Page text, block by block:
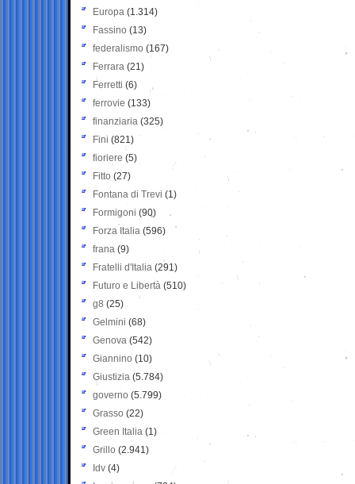
Europa (1.314)
Fassino (13)
federalismo (167)
Ferrara (21)
Ferretti (6)
ferrovie (133)
finanziaria (325)
Fini (821)
fioriere (5)
Fitto (27)
Fontana di Trevi (1)
Formigoni (90)
Forza Italia (596)
frana (9)
Fratelli d'Italia (291)
Futuro e Libertà (510)
g8 (25)
Gelmini (68)
Genova (542)
Giannino (10)
Giustizia (5.784)
governo (5.799)
Grasso (22)
Green Italia (1)
Grillo (2.941)
Idv (4)